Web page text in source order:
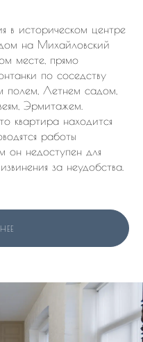
в историческом центре
на Михайловский
месте, прямо
по соседству
Летнем садом,
Эрмитажем.
квартира находится
работы
он недоступен для
за неудобства.